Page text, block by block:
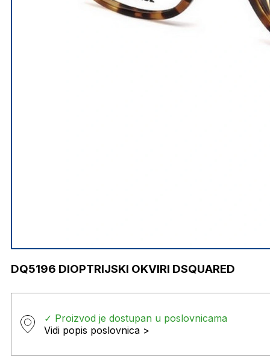
DQ5196 DIOPTRIJSKI OKVIRI DSQUARED
✓ Proizvod je dostupan u poslovnicama
Vidi popis poslovnica >